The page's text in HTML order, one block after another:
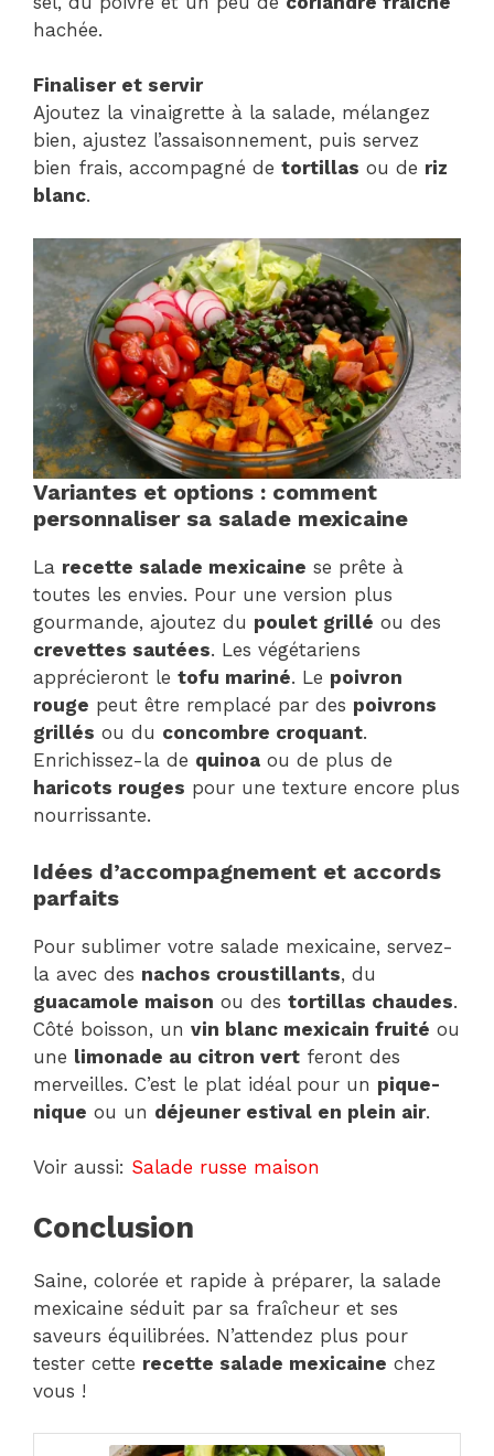
hachée.
Finaliser et servir
Ajoutez la vinaigrette à la salade, mélangez
bien, ajustez l’assaisonnement, puis servez
bien frais, accompagné de tortillas ou de riz
blanc.
Variantes et options : comment
personnaliser sa salade mexicaine
La recette salade mexicaine se prête à
toutes les envies. Pour une version plus
gourmande, ajoutez du poulet grillé ou des
crevettes sautées. Les végétariens
apprécieront le tofu mariné. Le poivron
rouge peut être remplacé par des poivrons
grillés ou du concombre croquant.
Enrichissez-la de quinoa ou de plus de
haricots rouges pour une texture encore plus
nourrissante.
Idées d’accompagnement et accords
parfaits
Pour sublimer votre salade mexicaine, servez-
la avec des nachos croustillants, du
guacamole maison ou des tortillas chaudes.
Côté boisson, un vin blanc mexicain fruité ou
une limonade au citron vert feront des
merveilles. C’est le plat idéal pour un pique-
nique ou un déjeuner estival en plein air.
Voir aussi: Salade russe maison
Conclusion
Saine, colorée et rapide à préparer, la salade
mexicaine séduit par sa fraîcheur et ses
saveurs équilibrées. N’attendez plus pour
tester cette recette salade mexicaine chez
vous !